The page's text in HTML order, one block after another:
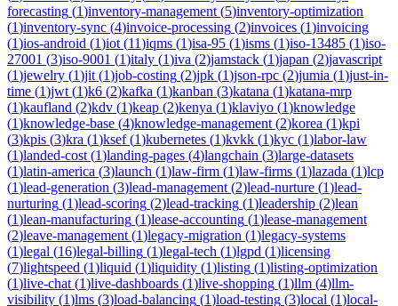
forecasting (1)inventory-management (5)inventory-optimization
(1)inventory-sync (4)invoice-processing (2)invoices (1)invoicing
(1)ios-android (1)iot (11)iqms (1)isa-95 (1)isms (1)iso-13485 (1)iso-
27001 (3)iso-9001 (1)italy (1)iva (2)jamstack (1)japan (2)javascript
(1)jewelry (1)jit (1)job-costing (2)jpk (1)json-rpc (2)jumia (1)just-in-
time (1)jwt (1)k6 (2)kafka (1)kanban (3)katana (1)katana-mrp
(1)kaufland (2)kdv (1)keap (2)kenya (1)klaviyo (1)knowledge
(1)knowledge-base (4)knowledge-management (2)korea (1)kpi
(3)kpis (3)kra (1)ksef(1)kubernetes (1)kvkk (1)kyc (1)labor-law
(1)landed-cost (1)landing-pages (4)langchain (3)large-datasets
(1)latin-america (3)launch (1)law-firm (1)law-firms (1)lazada (1)lcp
(1)lead-generation (3)lead-management (2)lead-nurture (1)lead-
nurturing (1)lead-scoring (2)lead-tracking (1)leadership (2)lean
(1)lean-manufacturing (1)lease-accounting (1)lease-management
(2)leave-management (1)legacy-migration (1)legacy-systems
(1)legal (16)legal-billing (1)legal-tech (1)lgpd (1)licensing
(7)lightspeed (1)liquid (1)liquidity (1)listing (1)listing-optimization
(1)live-chat (1)live-dashboards (1)live-shopping (1)llm (4)llm-
visibility (1)lms (3)load-balancing (1)load-testing (3)local (1)local-